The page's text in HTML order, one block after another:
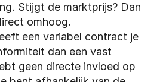
Stijgt de marktprijs? Dan
omhoog.
een variabel contract je
dan een vast
geen directe invloed op